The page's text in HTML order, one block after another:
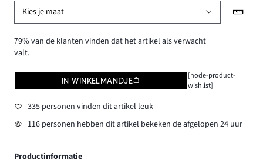
Kies je maat
79% van de klanten vinden dat het artikel als verwacht
valt.
IN WINKELMANDJE
[node-product-
wishlist]
335 personen vinden dit artikel leuk
116 personen hebben dit artikel bekeken de afgelopen 24 uur
Productinformatie